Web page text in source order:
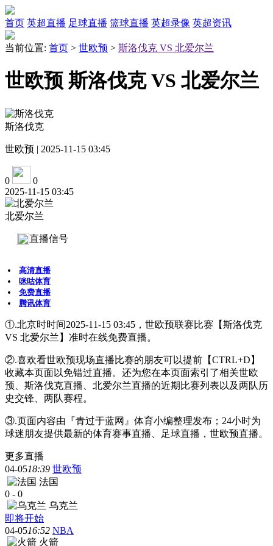
首页 英超直播 足球直播 篮球直播 英超录像 英超资讯
当前位置: 首页 > 世欧预 > 斯洛伐克 VS 北爱尔兰
世欧预 斯洛伐克 VS 北爱尔兰
斯洛伐克
世欧预 | 2025-11-15 03:45
0
0
2025-11-15 03:45
北爱尔兰
直播信号
高清直播
咪咕体育
免费直播
腾讯体育
①.北京时时间2025-11-15 03:45，世欧预联赛比赛【斯洛伐克
VS 北爱尔兰】准时在线免费直播。
②.喜欢看世欧预现场直播比赛的朋友可以提前【CTRL+D】
收藏本页面以免错过直播。还为您在本页面索引了相关世欧
预、斯洛伐克直播、北爱尔兰直播的近期比赛列表以及两队历
史交锋、两队赛程。
③.页面内容由『青过于蓝网』体育小编整理发布；24小时为
球迷朋友提供最新的体育赛事直播、足球直播，世欧预直播。
更多直播
04-0518:39 世欧预
法国
0 - 0
乌克兰
即将开始
04-0516:52 NBA
火箭